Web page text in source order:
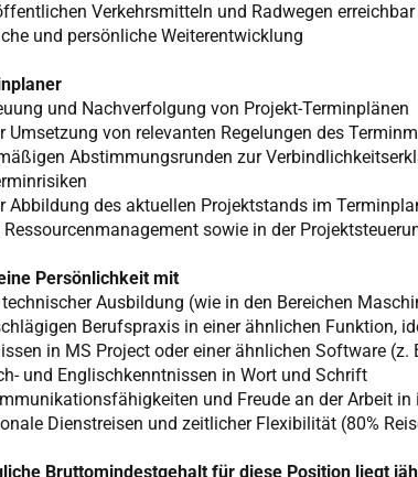
Verkehrsmitteln und Radwegen erreichbar
und persönliche Weiterentwicklung
und Nachverfolgung von Projekt-Terminplänen
Umsetzung von relevanten Regelungen des
Abstimmungsrunden zur
Abbildung des aktuellen Projektstands im
sowie in der
Persönlichkeit mit
Ausbildung (wie in den Bereichen
Berufspraxis in einer ähnlichen Funktion,
in MS Project oder einer ähnlichen Software (z.
und Englischkenntnissen in Wort und Schrift
und Freude an der Arbeit
Dienstreisen und zeitlicher Flexibilität (80%
Bruttomindestgehalt für diese Position liegt